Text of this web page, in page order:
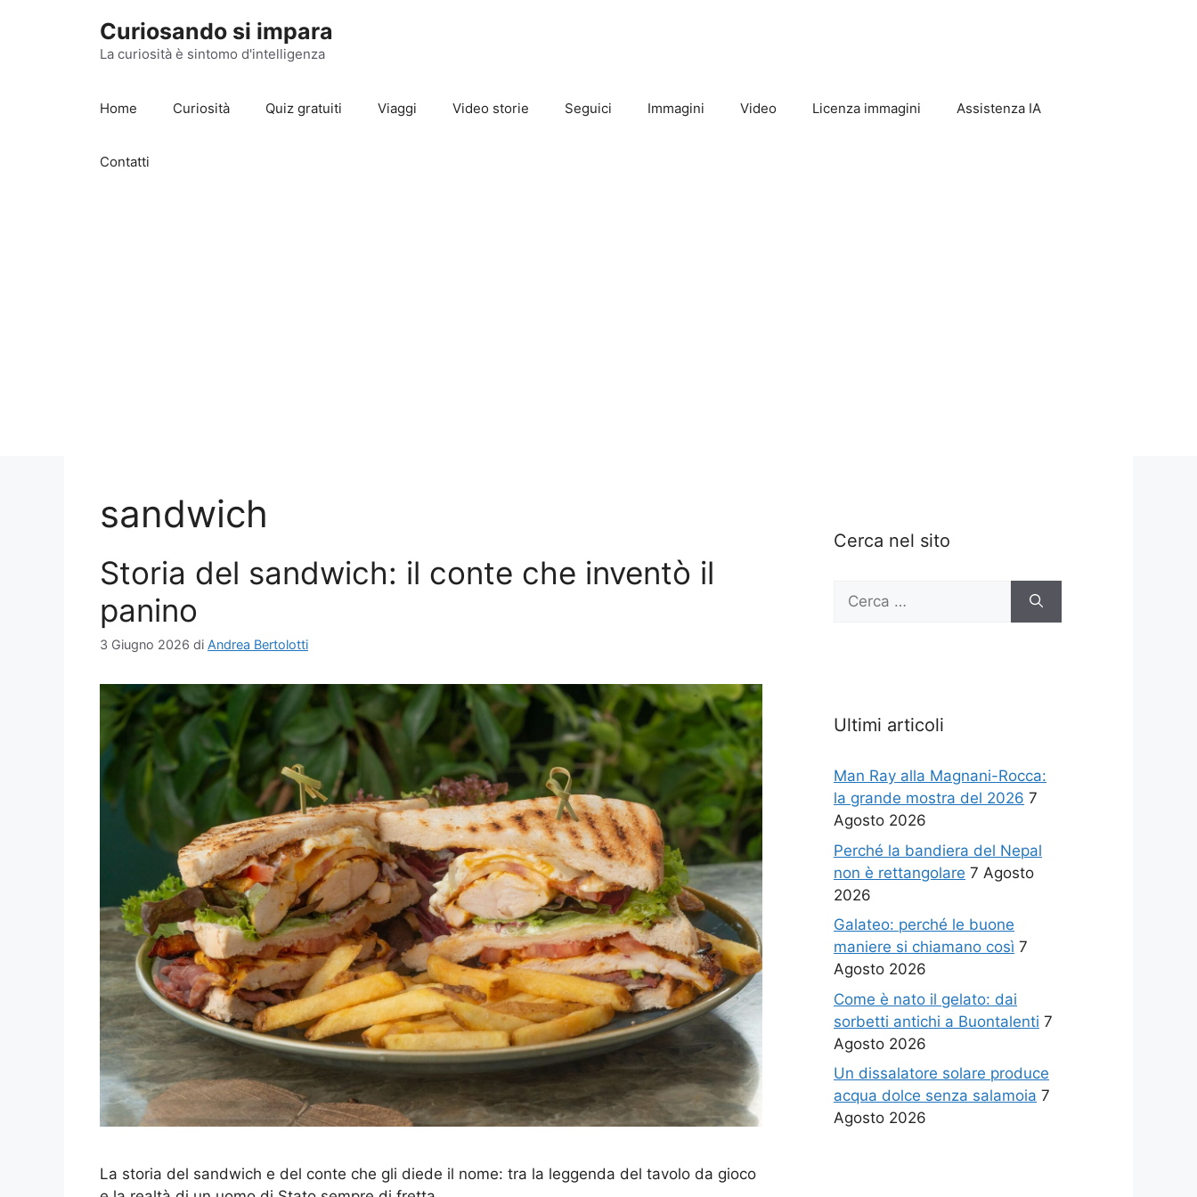
Curiosando si impara
La curiosità è sintomo d'intelligenza
Home Curiosità Quiz gratuiti Viaggi Video storie Seguici Immagini Video Licenza immagini Assistenza IA
Contatti
sandwich
Storia del sandwich: il conte che inventò il
panino
3 Giugno 2026 di Andrea Bertolotti
La storia del sandwich e del conte che gli diede il nome: tra la leggenda del tavolo da gioco
Cerca nel sito
Ricerca
Ultimi articoli
Man Ray alla Magnani-Rocca:
la grande mostra del 2026 7
Agosto 2026
Perché la bandiera del Nepal
non è rettangolare 7 Agosto
2026
Galateo: perché le buone
maniere si chiamano così 7
Agosto 2026
Come è nato il gelato: dai
sorbetti antichi a Buontalenti 7
Agosto 2026
Un dissalatore solare produce
acqua dolce senza salamoia 7
Agosto 2026